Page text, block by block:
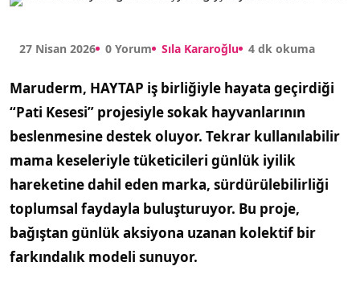
27 Nisan 2026 0 Yorum Sıla Kararoğlu 4 dk okuma
Maruderm, HAYTAP iş birliğiyle hayata geçirdiği
“Pati Kesesi” projesiyle sokak hayvanlarının
beslenmesine destek oluyor. Tekrar kullanılabilir
mama keseleriyle tüketicileri günlük iyilik
hareketine dahil eden marka, sürdürülebilirliği
toplumsal faydayla buluşturuyor. Bu proje,
bağıştan günlük aksiyona uzanan kolektif bir
farkındalık modeli sunuyor.